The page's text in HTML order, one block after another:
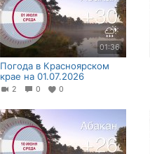
01:36
Погода в Красноярском
крае на 01.07.2026
2 0 0